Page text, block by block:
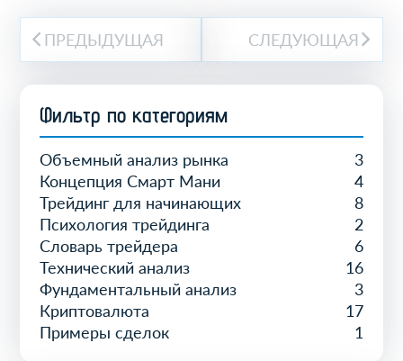
ПРЕДЫДУЩАЯ СЛЕДУЮЩАЯ
Фильтр по категориям
Объемный анализ рынка
3
Концепция Смарт Мани
4
Трейдинг для начинающих
8
Психология трейдинга
2
Словарь трейдера
6
Технический анализ
16
Фундаментальный анализ
3
Криптовалюта
17
Примеры сделок
1